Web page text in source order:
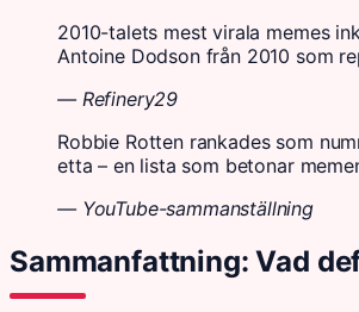
2010-talets mest virala memes
Antoine Dodson från 2010 som
— Refinery29
Robbie Rotten rankades som
etta – en lista som betonar
— YouTube-sammanställning
Sammanfattning: Vad